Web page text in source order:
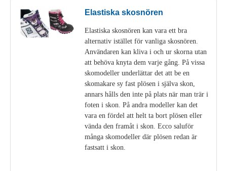
Elastiska skosnören
Elastiska skosnören kan vara ett bra
alternativ istället för vanliga skosnören.
Användaren kan kliva i och ur skorna utan
att behöva knyta dem varje gång. På vissa
skomodeller underlättar det att be en
skomakare sy fast plösen i själva skon,
annars hålls den inte på plats när man trär i
foten i skon. På andra modeller kan det
vara en fördel att helt ta bort plösen eller
vända den framåt i skon. Ecco saluför
många skomodeller där plösen redan är
fastsatt i skon.